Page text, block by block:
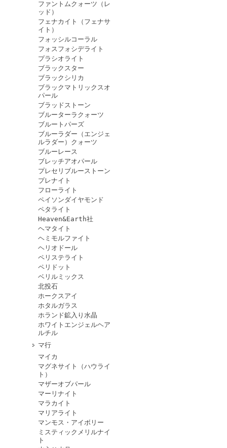
ファントムクォーツ（レ
ッド）
フェナカイト（フェナサ
イト）
フォッシルコーラル
フォスフォシデライト
プラシオライト
ブラックスター
ブラックシリカ
ブラックマトリックスオ
パール
ブラッドストーン
ブルーターラクォーツ
ブルートパーズ
ブルーラダー（エンジェ
ルラダー）クォーツ
ブルーレース
ブレッチアオパール
プレセリブルーストーン
プレナイト
フローライト
ペイソンダイヤモンド
ペタライト
Heaven&Earth社
ヘマタイト
ヘミモルファイト
ヘリオドール
ペリステライト
ペリドット
ベリルミックス
北投石
ホークスアイ
ホタルガラス
ホランド鉱入り水晶
ホワイトエンジェルヘア
ルチル
マ行
マイカ
マグネサイト（ハウライ
ト）
マザーオブパール
マーリナイト
マラカイト
マリアライト
マンモス・アイボリー
ミスティックメリルナイ
ト